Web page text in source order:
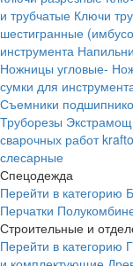
и трубчатые Ключи
шестигранные
инструмента
Ножницы угловые-
сумки для
Съемники
Труборезы
сварочных работ
слесарные
Спецодежда
Перейти в категорию
Перчатки
Строительные и
Перейти в категорию